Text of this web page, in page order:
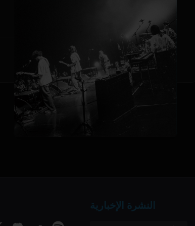
النشرة الإخبارية